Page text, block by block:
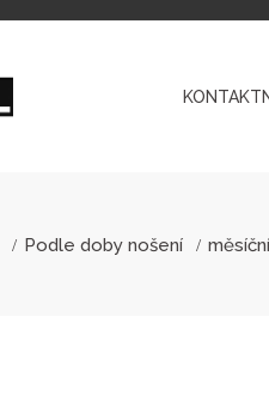
Podle doby nošení měsíční